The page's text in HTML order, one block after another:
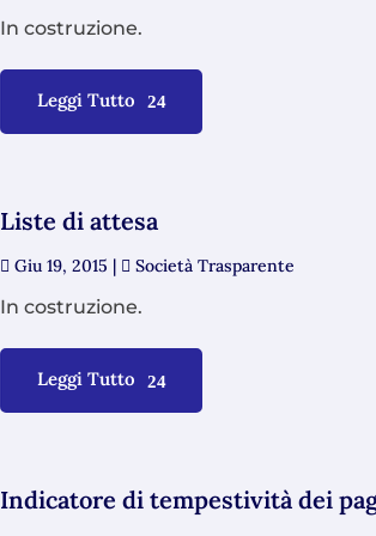
In costruzione.
Leggi Tutto
Liste di attesa
Giu 19, 2015 | Società Trasparente
In costruzione.
Leggi Tutto
Indicatore di tempestività dei